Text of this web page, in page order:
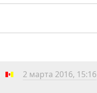
2 марта 2016, 15:16